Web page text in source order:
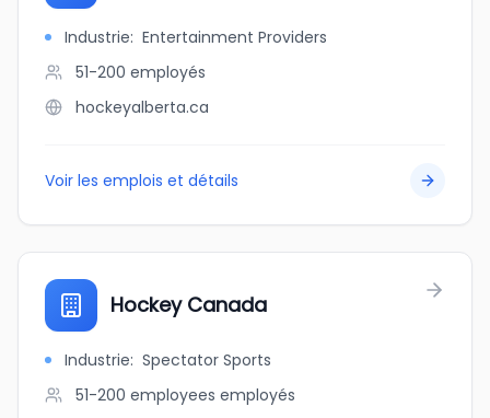
Industrie: Entertainment Providers
51-200 employés
hockeyalberta.ca
Voir les emplois et détails
Hockey Canada
Industrie: Spectator Sports
51-200 employees employés